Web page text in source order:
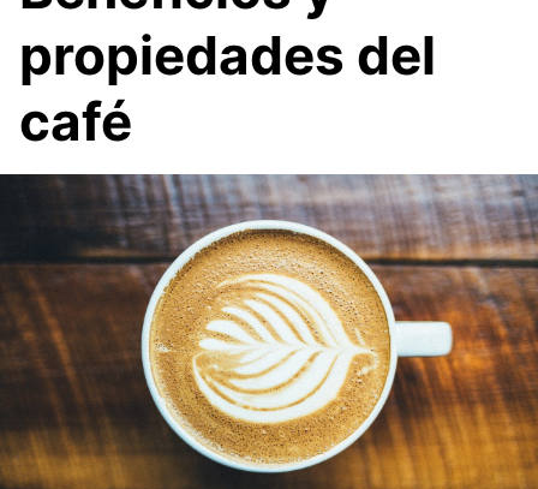
propiedades del
café